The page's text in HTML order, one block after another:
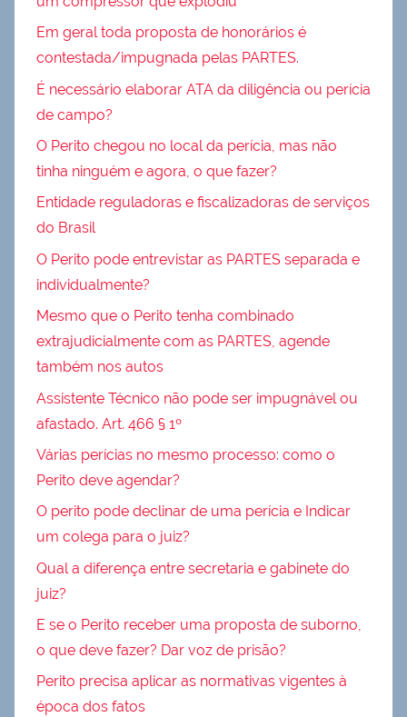
Em geral toda proposta de honorários é
contestada/impugnada pelas PARTES.
É necessário elaborar ATA da diligência ou perícia
de campo?
O Perito chegou no local da perícia, mas não
tinha ninguém e agora, o que fazer?
Entidade reguladoras e fiscalizadoras de serviços
do Brasil
O Perito pode entrevistar as PARTES separada e
individualmente?
Mesmo que o Perito tenha combinado
extrajudicialmente com as PARTES, agende
também nos autos
Assistente Técnico não pode ser impugnável ou
afastado. Art. 466 § 1º
Várias perícias no mesmo processo: como o
Perito deve agendar?
O perito pode declinar de uma perícia e Indicar
um colega para o juiz?
Qual a diferença entre secretaria e gabinete do
juiz?
E se o Perito receber uma proposta de suborno,
o que deve fazer? Dar voz de prisão?
Perito precisa aplicar as normativas vigentes à
época dos fatos